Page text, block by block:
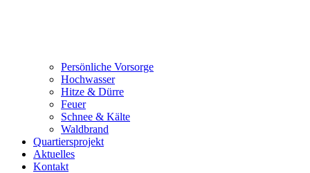
Persönliche Vorsorge
Hochwasser
Hitze & Dürre
Feuer
Schnee & Kälte
Waldbrand
Quartiersprojekt
Aktuelles
Kontakt